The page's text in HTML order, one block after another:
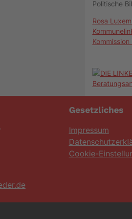
Politische
Rosa
Gesetzliches
Impressum
Cookie-